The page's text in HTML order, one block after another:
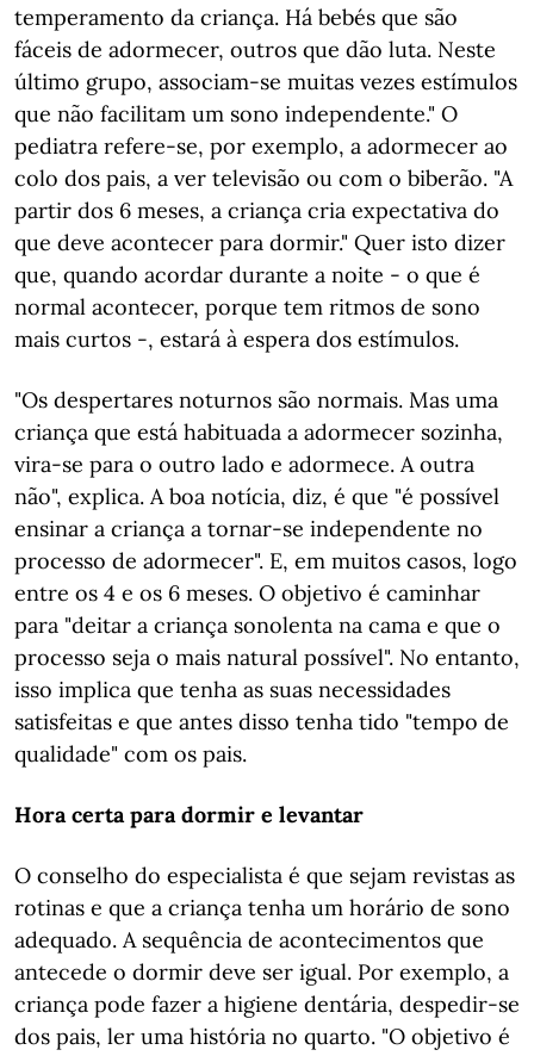
temperamento da criança. Há bebés que são
fáceis de adormecer, outros que dão luta. Neste
último grupo, associam-se muitas vezes estímulos
que não facilitam um sono independente." O
pediatra refere-se, por exemplo, a adormecer ao
colo dos pais, a ver televisão ou com o biberão. "A
partir dos 6 meses, a criança cria expectativa do
que deve acontecer para dormir." Quer isto dizer
que, quando acordar durante a noite - o que é
normal acontecer, porque tem ritmos de sono
mais curtos -, estará à espera dos estímulos.
"Os despertares noturnos são normais. Mas uma
criança que está habituada a adormecer sozinha,
vira-se para o outro lado e adormece. A outra
não", explica. A boa notícia, diz, é que "é possível
ensinar a criança a tornar-se independente no
processo de adormecer". E, em muitos casos, logo
entre os 4 e os 6 meses. O objetivo é caminhar
para "deitar a criança sonolenta na cama e que o
processo seja o mais natural possível". No entanto,
isso implica que tenha as suas necessidades
satisfeitas e que antes disso tenha tido "tempo de
qualidade" com os pais.
Hora certa para dormir e levantar
O conselho do especialista é que sejam revistas as
rotinas e que a criança tenha um horário de sono
adequado. A sequência de acontecimentos que
antecede o dormir deve ser igual. Por exemplo, a
criança pode fazer a higiene dentária, despedir-se
dos pais, ler uma história no quarto. "O objetivo é